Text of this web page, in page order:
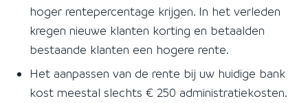
hoger rentepercentage krijgen. In het verleden
kregen nieuwe klanten korting en betaalden
bestaande klanten een hogere rente.
Het aanpassen van de rente bij uw huidige bank
kost meestal slechts € 250 administratiekosten.